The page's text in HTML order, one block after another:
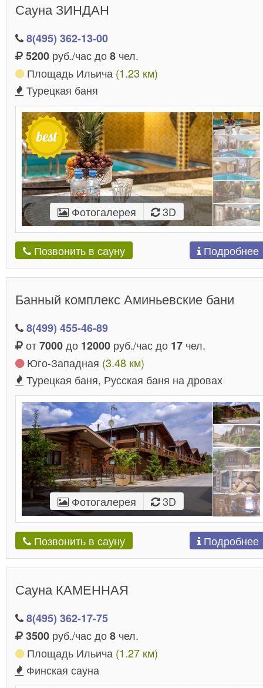
Сауна ЗИНДАН
8(495) 362-13-00
5200 руб./час до8 чел.
Площадь Ильича (1.23 км)
Турецкая баня
Фотогалерея 3D
Позвонить в сауну Подробнее
Банный комплекс Аминьевские бани
8(499) 455-46-89
от7000до 12000 руб./час до 17 чел.
Юго-Западная (3.48 км)
Турецкая баня, Русская баня на дровах
Фотогалерея 3D
Позвонить в сауну Подробнее
Сауна КАМЕННАЯ
8(495) 362-17-75
3500 руб./час до8 чел.
Площадь Ильича (1.27 км)
Финская сауна